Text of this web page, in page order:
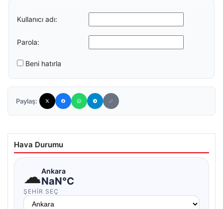
Kullanıcı adı:
Parola:
Beni hatırla
Paylaş:
Hava Durumu
☁Ankara
NaN°C
ŞEHIR SEÇ